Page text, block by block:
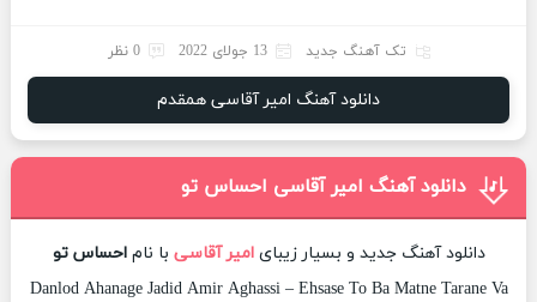
تک آهنگ جدید 13 جولای 2022 0 نظر
دانلود آهنگ امیر آقاسی همقدم
دانلود آهنگ امیر آقاسی احساس تو
دانلود آهنگ جدید و بسیار زیبایامیر آقاسی با ناماحساس تو
Danlod Ahanage Jadid Amir Aghassi – Ehsase To Ba Matne Tarane Va